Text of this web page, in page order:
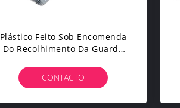
Plástico Feito Sob Encomenda
Do Recolhimento Da Guarda
Cover For Ford Para Alisar
Para Shinny A Superfície
CONTACTO